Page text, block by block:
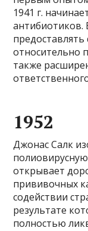
1941 г.
антибиотиков.
относительно
также
1952
Джонас Салк
открывает
прививочных
содействии
результате
полностью